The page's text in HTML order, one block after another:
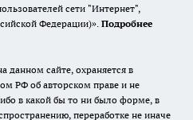
сети "Интернет",
Федерации)». Подробнее
данном сайте, охраняется в
РФ об авторском праве и не
в какой бы то ни было форме, в
переработке не иначе